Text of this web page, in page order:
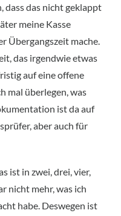
dass das nicht geklappt
meine Kasse
Übergangszeit mache.
das irgendwie etwas
auf eine offene
mal überlegen, was
ist da auf
aber auch für
ist in zwei, drei, vier,
nicht mehr, was ich
habe. Deswegen ist